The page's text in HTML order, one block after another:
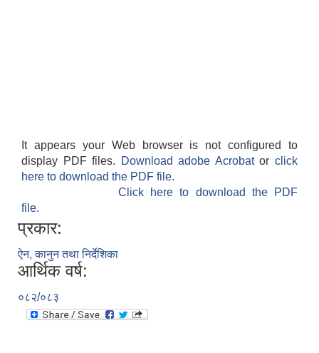
It appears your Web browser is not configured to
display PDF files.
Download adobe Acrobatorclick
here to download the PDF file.
Click here to download the PDF
file.
प्रकार:
ऐन, कानुन तथा निर्देशिका
आर्थिक वर्ष:
०८२/०८३